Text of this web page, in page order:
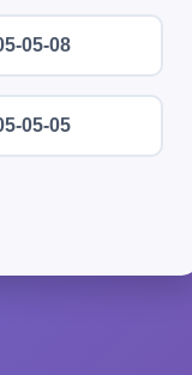
05-08
05-05